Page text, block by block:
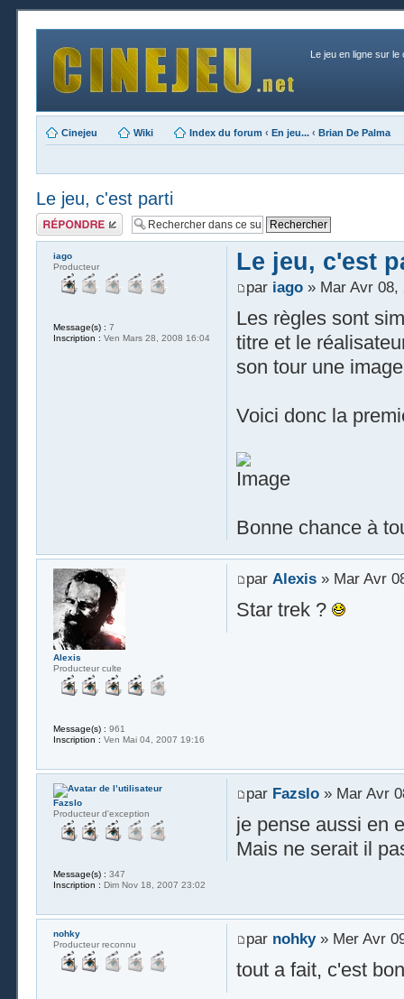
Le jeu en ligne sur le
Cinejeu Wiki Index du forum ‹ En jeu... ‹ Brian De Palma
Le jeu, c'est parti
Publier une
réponse
Le jeu, c'est
par iago» Mar Avr 08,
Les règles sont
titre et le
son tour une
Voici donc la
Bonne chance à
iago
Producteur
Message(s) : 7
Inscription : Ven Mars 28, 2008 16:04
par Alexis» Mar Avr
Star trek ?
Alexis
Producteur culte
Message(s) : 961
Inscription : Ven Mai 04, 2007 19:16
par Fazslo» Mar Avr
je pense aussi en
Mais ne serait il
Fazslo
Producteur d'exception
Message(s) : 347
Inscription : Dim Nov 18, 2007 23:02
par nohky» Mer Avr
tout a fait, c'est
nohky
Producteur reconnu